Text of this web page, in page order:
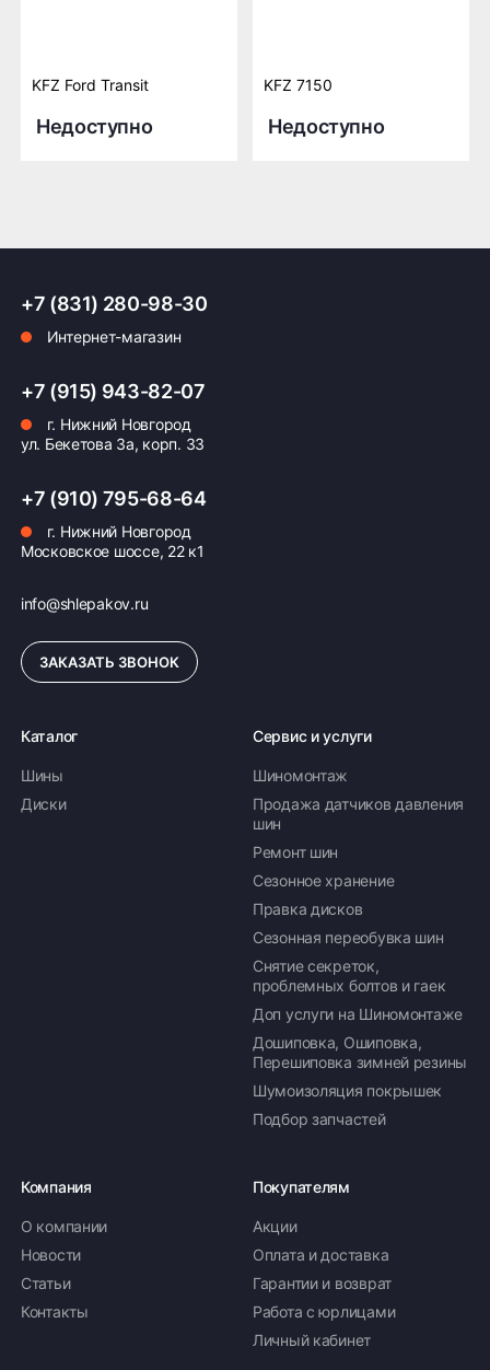
KFZ Ford Transit
Недоступно
KFZ 7150
Недоступно
+7 (831) 280-98-30
Интернет-магазин
+7 (915) 943-82-07
г. Нижний Новгород
ул. Бекетова 3а, корп. 33
+7 (910) 795-68-64
г. Нижний Новгород
Московское шоссе, 22 к1
info@shlepakov.ru
ЗАКАЗАТЬ ЗВОНОК
Каталог
Шины
Диски
Сервис и услуги
Шиномонтаж
Продажа датчиков давления
шин
Ремонт шин
Сезонное хранение
Правка дисков
Сезонная переобувка шин
Снятие секреток,
проблемных болтов и гаек
Доп услуги на Шиномонтаже
Дошиповка, Ошиповка,
Перешиповка зимней резины
Шумоизоляция покрышек
Подбор запчастей
Компания
О компании
Новости
Статьи
Контакты
Покупателям
Акции
Оплата и доставка
Гарантии и возврат
Работа с юрлицами
Личный кабинет